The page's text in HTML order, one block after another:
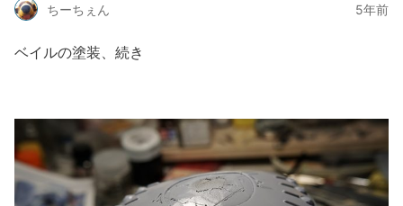
ちーちぇん 5年前
ベイルの塗装、続き